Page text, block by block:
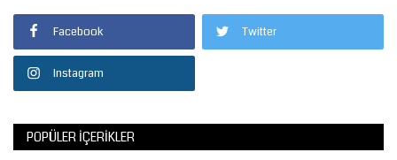
Facebook Twitter
Instagram
POPÜLER İÇERIKLER